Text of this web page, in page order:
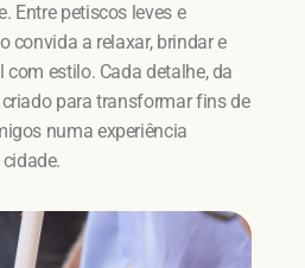
Entre petiscos leves e
convida a relaxar, brindar e
com estilo. Cada detalhe, da
para transformar fins de
numa experiência